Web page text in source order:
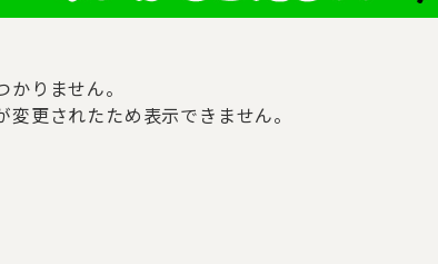
りません。
更されたため表示できません。